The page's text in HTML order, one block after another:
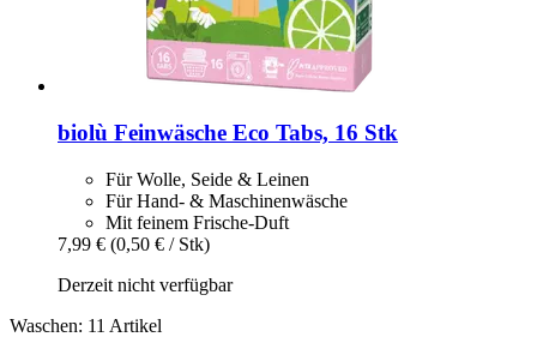
biolù Feinwäsche Eco Tabs, 16 Stk
Für Wolle, Seide & Leinen
Für Hand- & Maschinenwäsche
Mit feinem Frische-Duft
7,99 € (0,50 € / Stk)
Derzeit nicht verfügbar
Waschen: 11 Artikel